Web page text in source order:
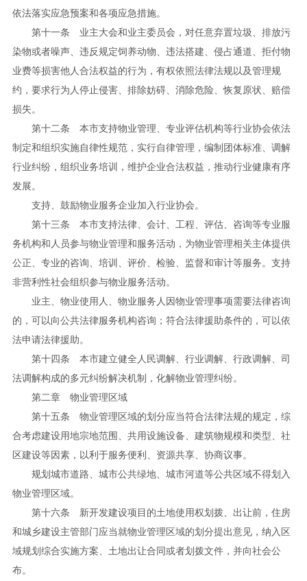
依法落实应急预案和各项应急措施。
第十一条 业主大会和业主委员会，对任意弃置垃圾、排放污
染物或者噪声、违反规定饲养动物、违法搭建、侵占通道、拒付物
业费等损害他人合法权益的行为，有权依照法律法规以及管理规
约，要求行为人停止侵害、排除妨碍、消除危险、恢复原状、赔偿
损失。
第十二条 本市支持物业管理、专业评估机构等行业协会依法
制定和组织实施自律性规范，实行自律管理，编制团体标准、调解
行业纠纷，组织业务培训，维护企业合法权益，推动行业健康有序
发展。
支持、鼓励物业服务企业加入行业协会。
第十三条 本市支持法律、会计、工程、评估、咨询等专业服
务机构和人员参与物业管理和服务活动，为物业管理相关主体提供
公正、专业的咨询、培训、评价、检验、监督和审计等服务。支持
非营利性社会组织参与物业服务活动。
业主、物业使用人、物业服务人因物业管理事项需要法律咨询
的，可以向公共法律服务机构咨询；符合法律援助条件的，可以依
法申请法律援助。
第十四条 本市建立健全人民调解、行业调解、行政调解、司
法调解构成的多元纠纷解决机制，化解物业管理纠纷。
第二章 物业管理区域
第十五条 物业管理区域的划分应当符合法律法规的规定，综
合考虑建设用地宗地范围、共用设施设备、建筑物规模和类型、社
区建设等因素，以利于服务便利、资源共享、协商议事。
规划城市道路、城市公共绿地、城市河道等公共区域不得划入
物业管理区域。
第十六条 新开发建设项目的土地使用权划拨、出让前，住房
和城乡建设主管部门应当就物业管理区域的划分提出意见，纳入区
域规划综合实施方案、土地出让合同或者划拨文件，并向社会公
布。